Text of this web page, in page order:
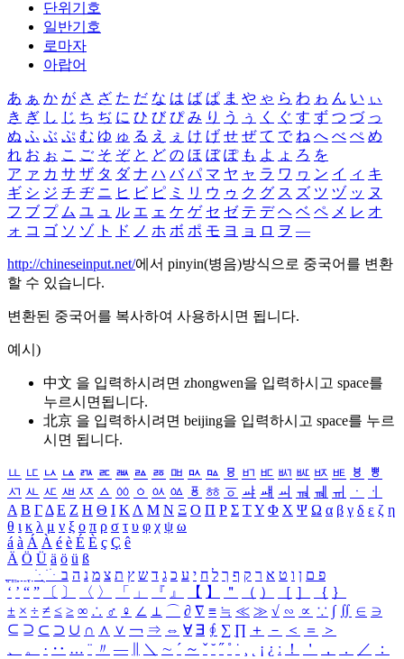
단위기호
일반기호
로마자
아랍어
あ ぁ か が さ ざ た だ な は ば ぱ ま や ゃ ら わ ゎ ん い ぃ
き ぎ し じ ち ぢ に ひ び ぴ み り う ぅ く ぐ す ず つ づ っ
ぬ ふ ぶ ぷ む ゆ ゅ る え ぇ け げ せ ぜ て で ね へ べ ぺ め
れ お ぉ こ ご そ ぞ と ど の ほ ぼ ぽ も よ ょ ろ を
ア ァ カ サ ザ タ ダ ナ ハ バ パ マ ヤ ャ ラ ワ ヮ ン イ ィ キ
ギ シ ジ チ ヂ ニ ヒ ビ ピ ミ リ ウ ゥ ク グ ス ズ ツ ヅ ッ ヌ
フ ブ プ ム ユ ュ ル エ ェ ケ ゲ セ ゼ テ デ ヘ ベ ペ メ レ オ
ォ コ ゴ ソ ゾ ト ド ノ ホ ボ ポ モ ヨ ョ ロ ヲ ―
http://chineseinput.net/에서 pinyin(병음)방식으로 중국어를 변환
할 수 있습니다.
변환된 중국어를 복사하여 사용하시면 됩니다.
예시)
中文 을 입력하시려면 zhongwen을 입력하시고 space를
누르시면됩니다.
北京 을 입력하시려면 beijing을 입력하시고 space를 누르
시면 됩니다.
ㅥ ㅦ ㅧ ㅨ ㅩ ㅪ ㅫ ㅬ ㅭ ㅮ ㅯ ㅰ ㅱ ㅲ ㅳ ㅴ ㅵ ㅶ ㅷ ㅸ
ㅹ
ㅺ ㅻ ㅼ ㅽ ㅾ ㅿ ㆀ ㆁ ㆂ ㆃ ㆄ ㆅ ㆆ ㆇ ㆈ ㆉ ㆊ ㆋ ㆌ ㆍ
ㆎ
Α Β ΓΔ Ε Ζ Η Θ Ι ΚΛ Μ Ν Ξ Ο Π Ρ Σ ΤΥ Φ Χ Ψ Ω α β γ δ ε ζ η
θ ι κ λ μ ν ξ ο π ρ σ τ υ φ χ ψ ω
á à Á À é è É È ç Ç ê
Ä Ö Ü ä ö ü ß
ִֶֹ ֻּ ׁׂ פ ם ן ו ט א ר ק ף ך ל ח י ע כ ג ד ש ץ ת צ מ נ ה ב
‘ ’ “ ” 〔 〕 〈 〉 「 」 『 』 【 】 ＂ （ ） ［ ］ ｛ ｝
± × ÷ ≠ ≤ ≥ ∞ ∴ ♂ ♀ ∠ ⊥ ⌒ ∂ ∇ ≡ ≒ ≪ ≫ √ ∽ ∝ ∵ ∫ ∬ ∈ ∋
⊆ ⊇ ⊂ ⊃ ∪ ∩ ∧ ∨ ￢ ⇒ ⇔ ∀ ∃ ∮ ∑ ∏ ＋ － ＜ ＝
＞
、
。 · ‥ … ¨ 〃 ― ＼ ∼ ´ ～ ˇ ˘ ˝ ˚ ˙ ¸ ¡ ¿ ː ！ ＇ ， ． ／
：